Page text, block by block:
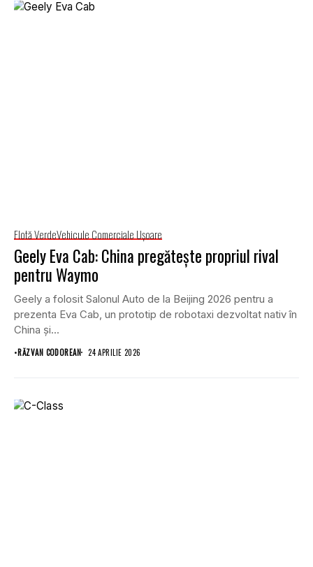
Flotă VerdeVehicule Comerciale Uşoare
Geely Eva Cab: China pregătește propriul rival
pentru Waymo
Geely a folosit Salonul Auto de la Beijing 2026 pentru a
prezenta Eva Cab, un prototip de robotaxi dezvoltat nativ în
China și...
•RĂZVAN CODOREAN 24 APRILIE 2026